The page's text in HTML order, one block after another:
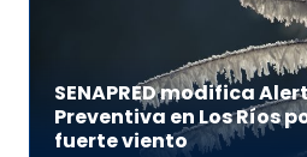
SENAPRED modifica
Preventiva en Los Ríos
fuerte viento